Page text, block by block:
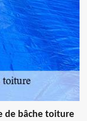
de bâche toiture